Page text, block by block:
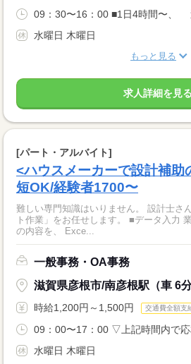
09：30〜16：00 ■1日4時間〜、
水曜日 木曜日
もっと見る
求人詳細を見る
[パート・アルバイト]
<ハウスメーカーで設計補助
短OK/経験者1700〜
難しい専門知識はいりません。 設計士さ
ト作業」をお任せします。 ■データ入力 業者さんから届いた見積書
の内容を、 Exce...
一般事務・OA事務
滋賀県彦根市/南彦根駅（車 6分
時給1,200円～1,500円 交通費全額支
09：00〜17：00 ▽上記時間内で応
水曜日 木曜日